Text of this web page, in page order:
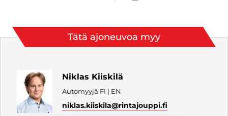
Tätä ajoneuvoa myy
Niklas Kiiskilä
Automyyjä FI | EN
niklas.kiiskila@rintajouppi.fi